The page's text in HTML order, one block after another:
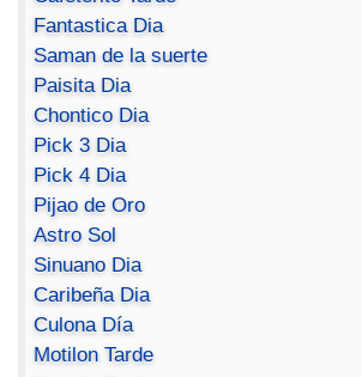
Fantastica Dia
Saman de la suerte
Paisita Dia
Chontico Dia
Pick 3 Dia
Pick 4 Dia
Pijao de Oro
Astro Sol
Sinuano Dia
Caribeña Dia
Culona Día
Motilon Tarde